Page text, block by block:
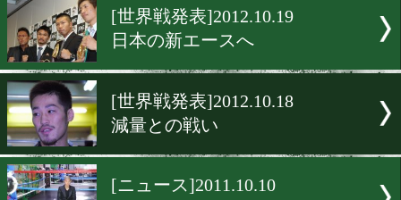
ドネアvsアルセ発表会見
日本一を決める世界戦
[世界戦発表]2012.10.19